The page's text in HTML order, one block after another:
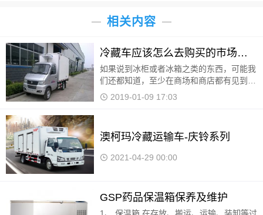
相关内容
冷藏车应该怎么去购买的市场技巧
如果说到冰柜或者冰箱之类的东西，可能我
们还都知道，至少在商场和商店都有见到
过，家里可能也有。但是如果是说到冷藏车
2019-01-09 17:03
澳柯玛冷藏运输车-庆铃系列
2021-04-29 00:00
GSP药品保温箱保养及维护